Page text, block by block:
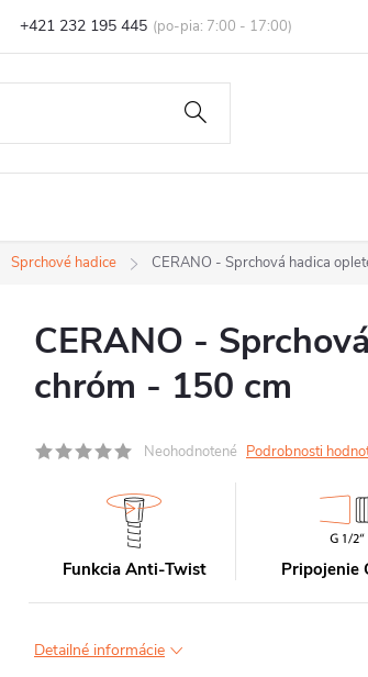
+421 232 195 445
Obchodné podmienky Podmienky ochrany
Sprchové hadice CERANO - Sprchová hadica
CERANO -
chróm - 150 cm
Neohodnotené Podrobnosti
Funkcia Anti-Twist Pripojenie
Detailné informácie